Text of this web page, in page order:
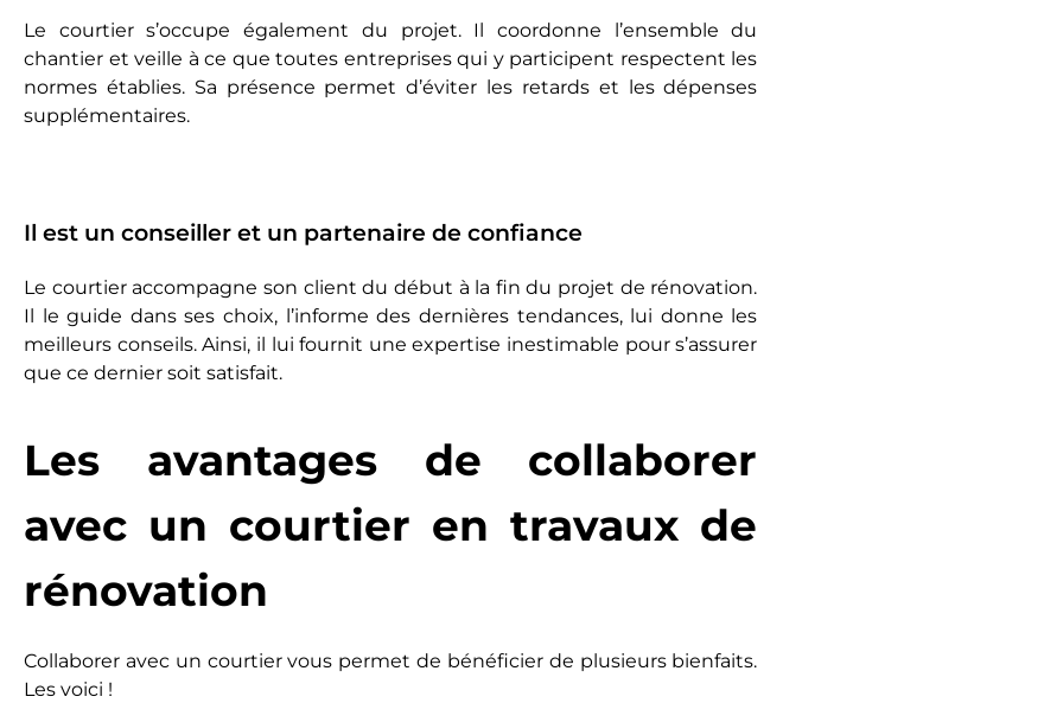
Le courtier s’occupe également du projet. Il coordonne l’ensemble du
chantier et veille à ce que toutes entreprises qui y participent respectent les
normes établies. Sa présence permet d’éviter les retards et les dépenses
supplémentaires.
Il est un conseiller et un partenaire de confiance
Le courtier accompagne son client du début à la fin du projet de rénovation.
Il le guide dans ses choix, l’informe des dernières tendances, lui donne les
meilleurs conseils. Ainsi, il lui fournit une expertise inestimable pour s’assurer
que ce dernier soit satisfait.
Les avantages de collaborer
avec un courtier en travaux de
rénovation
Collaborer avec un courtier vous permet de bénéficier de plusieurs bienfaits.
Les voici !